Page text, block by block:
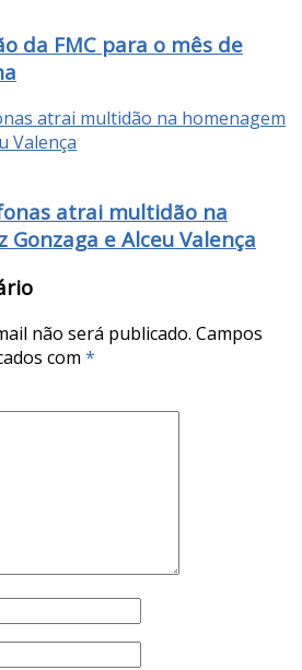
da FMC para o mês de
atrai multidão na
Gonzaga e Alceu Valença
não será publicado. Campos
com *